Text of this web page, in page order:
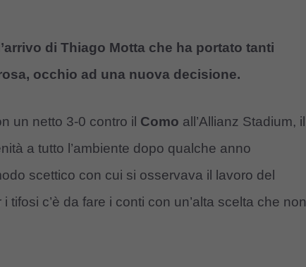
di Thiago Motta che ha portato tanti
occhio ad una nuova decisione.
un netto 3-0 contro il Como all’Allianz Stadium, il
a tutto l’ambiente dopo qualche anno
scettico con cui si osservava il lavoro del
tifosi c’è da fare i conti con un’alta scelta che non